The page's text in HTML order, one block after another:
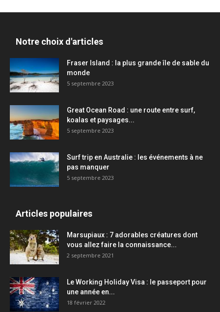
Notre choix d'articles
Fraser Island : la plus grande île de sable du
monde
5 septembre 2023
Great Ocean Road : une route entre surf,
koalas et paysages...
5 septembre 2023
Surf trip en Australie : les événements à ne
pas manquer
5 septembre 2023
Articles populaires
Marsupiaux : 7 adorables créatures dont
vous allez faire la connaissance...
2 septembre 2021
Le Working Holiday Visa : le passeport pour
une année en...
18 février 2022